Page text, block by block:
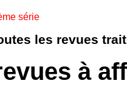
série
les revues
à